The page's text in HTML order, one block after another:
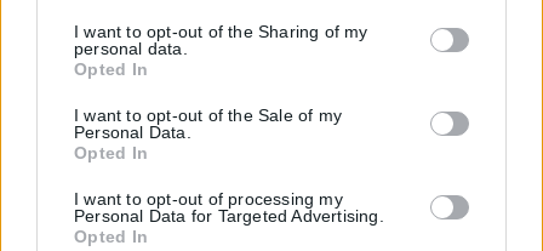
but not limited to your visit or usage behaviour. You may
click to grant or deny consent to Google and its third-party
tags to use your data for below specified purposes in below
Google consent section.
I want to opt-out of the Sharing of my
personal data.
Opted In
I want to opt-out of the Sale of my
Personal Data.
Opted In
I want to opt-out of processing my
Personal Data for Targeted Advertising.
Opted In